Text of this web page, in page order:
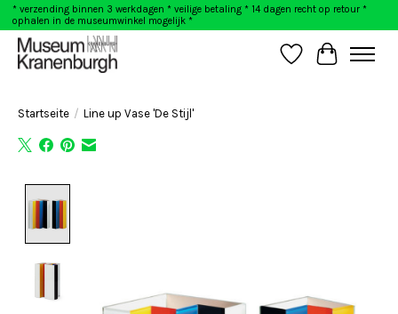
* verzending binnen 3 werkdagen * veilige betaling * 14 dagen recht op retour *
ophalen in de museumwinkel mogelijk *
Wunschzettel
Ihr
Startseite / Line up Vase 'De Stijl'